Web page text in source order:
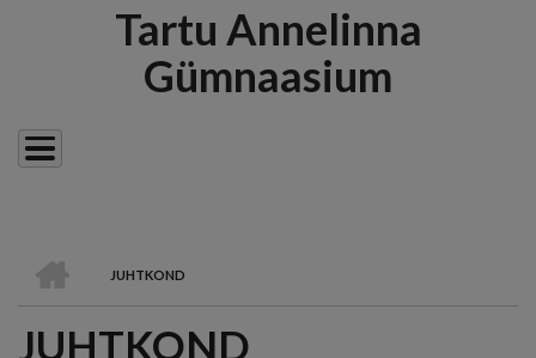
Tartu Annelinna
Gümnaasium
LEIVAPURU
JUHTKOND
JUHTKOND